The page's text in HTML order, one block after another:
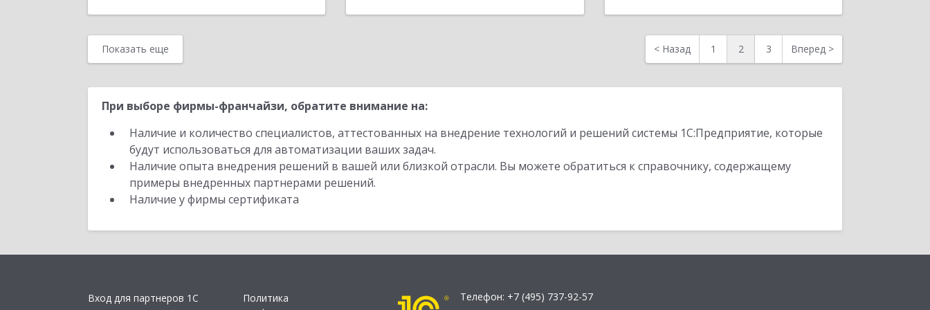
Показать еще < Назад 1 2 3 Вперед >
При выборе фирмы-франчайзи, обратите внимание на:
Наличие и количество специалистов, аттестованных на внедрение технологий и решений системы 1С:Предприятие, которые
будут использоваться для автоматизации ваших задач.
Наличие опыта внедрения решений в вашей или близкой отрасли. Вы можете обратиться к справочнику, содержащему
примеры внедренных партнерами решений.
Наличие у фирмы сертификата
Вход для партнеров 1С
Политика
Телефон: +7 (495) 737-92-57